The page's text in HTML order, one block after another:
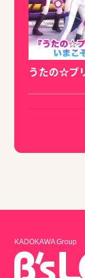
うたの☆プ
KADOKAWA Group